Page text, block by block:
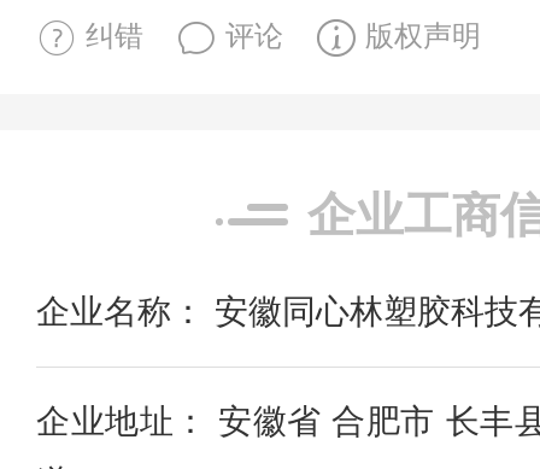
纠错 评论 版权声明
企业工商
企业名称： 安徽同心林塑胶科技
企业地址： 安徽省 合肥市 长丰